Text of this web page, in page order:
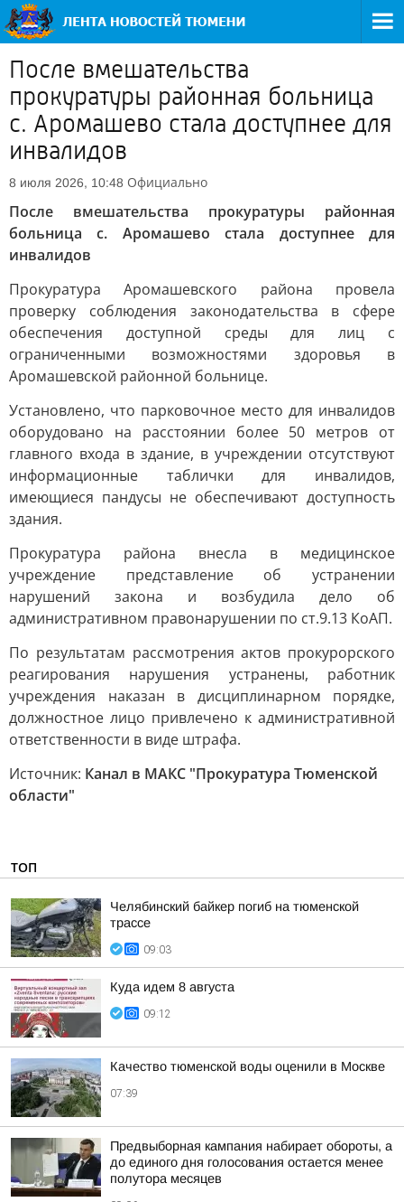
После вмешательства
прокуратуры районная больница
с. Аромашево стала доступнее для
инвалидов
8 июля 2026, 10:48 Официально
После вмешательства прокуратуры районная
больница с. Аромашево стала доступнее для
инвалидов
Прокуратура Аромашевского района провела
проверку соблюдения законодательства в сфере
обеспечения доступной среды для лиц с
ограниченными возможностями здоровья в
Аромашевской районной больнице.
Установлено, что парковочное место для инвалидов
оборудовано на расстоянии более 50 метров от
главного входа в здание, в учреждении отсутствуют
информационные таблички для инвалидов,
имеющиеся пандусы не обеспечивают доступность
здания.
Прокуратура района внесла в медицинское
учреждение представление об устранении
нарушений закона и возбудила дело об
административном правонарушении по ст.9.13 КоАП.
По результатам рассмотрения актов прокурорского
реагирования нарушения устранены, работник
учреждения наказан в дисциплинарном порядке,
должностное лицо привлечено к административной
ответственности в виде штрафа.
Источник: Канал в МАКС "Прокуратура Тюменской
области"
ТОП
Челябинский байкер погиб на тюменской
трассе
09:03
Куда идем 8 августа
09:12
Качество тюменской воды оценили в Москве
07:39
Предвыборная кампания набирает обороты, а
до единого дня голосования остается менее
полутора месяцев